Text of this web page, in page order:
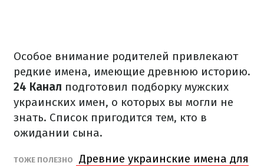
Особое внимание родителей привлекают
редкие имена, имеющие древнюю историю.
24 Канал подготовил подборку мужских
украинских имен, о которых вы могли не
знать. Список пригодится тем, кто в
ожидании сына.
ТОЖЕ ПОЛЕЗНО
Древние украинские имена для